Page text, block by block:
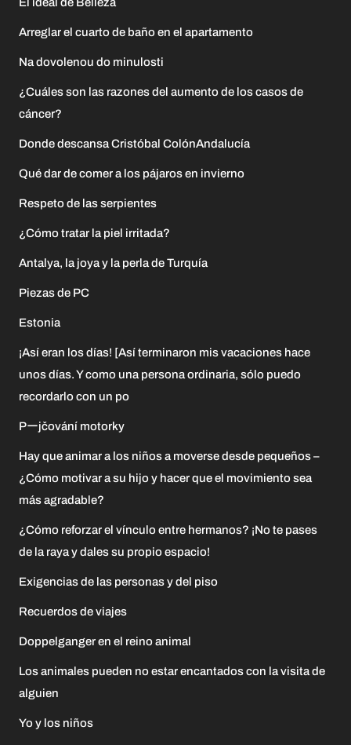
Arreglar el cuarto de baño en el apartamento
Na dovolenou do minulosti
¿Cuáles son las razones del aumento de los casos de
cáncer?
Donde descansa Cristóbal ColónAndalucía
Qué dar de comer a los pájaros en invierno
Respeto de las serpientes
¿Cómo tratar la piel irritada?
Antalya, la joya y la perla de Turquía
Piezas de PC
Estonia
¡Así eran los días! [Así terminaron mis vacaciones hace
unos días. Y como una persona ordinaria, sólo puedo
recordarlo con un po
Pーjčování motorky
Hay que animar a los niños a moverse desde pequeños –
¿Cómo motivar a su hijo y hacer que el movimiento sea
más agradable?
¿Cómo reforzar el vínculo entre hermanos? ¡No te pases
de la raya y dales su propio espacio!
Exigencias de las personas y del piso
Recuerdos de viajes
Doppelganger en el reino animal
Los animales pueden no estar encantados con la visita de
alguien
Yo y los niños